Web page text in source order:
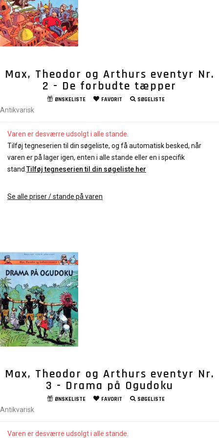
Max, Theodor og Arthurs eventyr Nr.
2 - De forbudte tæpper
ØNSKELISTE FAVORIT SØGELISTE
Antikvarisk
Varen er desværre udsolgt i alle stande.
Tilføj tegneserien til din søgeliste, og få automatisk besked, når
varen er på lager igen, enten i alle stande eller en i specifik
stand.Tilføj tegneserien til din søgeliste her
Se alle priser / stande på varen
Max, Theodor og Arthurs eventyr Nr.
3 - Drama på Ogudoku
ØNSKELISTE FAVORIT SØGELISTE
Antikvarisk
Varen er desværre udsolgt i alle stande.